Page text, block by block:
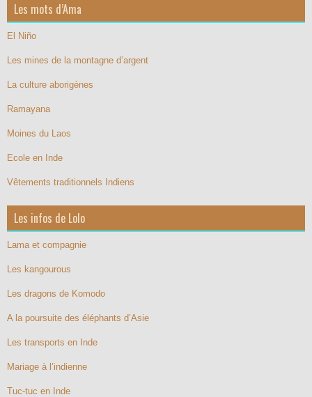
Les mots d’Ama
El Niño
Les mines de la montagne d’argent
La culture aborigènes
Ramayana
Moines du Laos
Ecole en Inde
Vêtements traditionnels Indiens
Les infos de Lolo
Lama et compagnie
Les kangourous
Les dragons de Komodo
A la poursuite des éléphants d’Asie
Les transports en Inde
Mariage à l’indienne
Tuc-tuc en Inde